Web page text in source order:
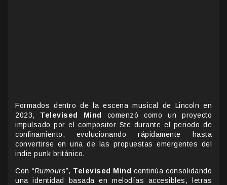
Formados dentro de la escena musical de Lincoln en
2023, Televised Mind
comenzó como un proyecto
impulsado por el compositor Ste durante el periodo de
confinamiento, evolucionando rápidamente hasta
convertirse en una de las propuestas emergentes del
indie punk británico.
Con “Rumours”, Televised Mind continúa consolidando
una identidad basada en melodías accesibles, letras